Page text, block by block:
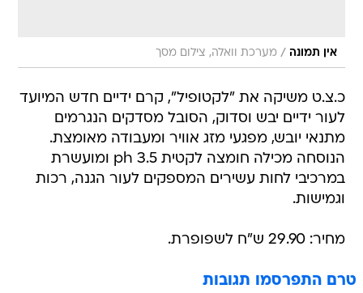
אין תמונה / מערכת וואלה, צילום מסך
כ.צ.ט משיקה את "לקטופיל", קרם ידיים חדש המיועד
לעור ידיים יבש וסדוק, הסובל מסדקים הנגרמים
מתנאי יובש, מפגעי מזג אוויר ומעבודה מאומצת.
הנוסחה מכילה חומצה לקטית ph 3.5 ומועשרת
במרכיבי לחות עשירים המספקים לעור הגנה, רכות
וגמישות.
מחיר: 29.90 ש"ח לשפופרת.
טרם התפרסמו תגובות